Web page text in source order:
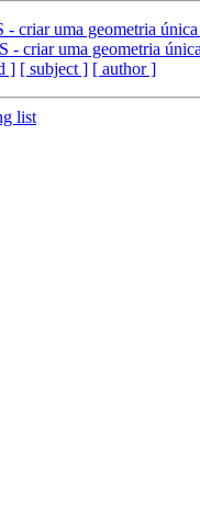
criar uma geometria
- criar uma geometria
] [ subject ] [ author ]
list